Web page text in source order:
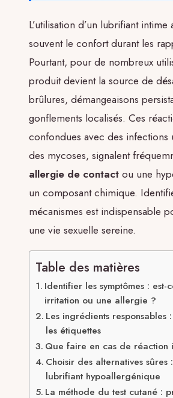
L’utilisation d’un lubrifiant intime
souvent le confort durant les
Pourtant, pour de nombreux
produit devient la source de
brûlures, démangeaisons
gonflements localisés. Ces
confondues avec des infections
des mycoses, signalent
allergie de contact ou une
un composant chimique.
mécanismes est indispensable
une vie sexuelle sereine.
Table des matières
Identifier les symptômes : est-
irritation ou une allergie ?
Les ingrédients responsables
les étiquettes
Que faire en cas de réaction
Choisir des alternatives sûres
lubrifiant hypoallergénique
La méthode du test cutané :